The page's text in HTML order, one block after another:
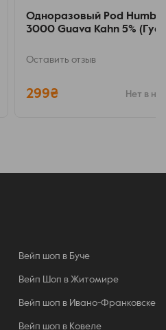
Одноразовый Pod Humble
3000 Guava Kahn 5%
Оставить отзыв
299₴ Нет в
Вейп шоп в Буче
Вейп Шоп в Житомире
Вейп шоп в Ивано-Франковске
Вейп шоп в Ковеле